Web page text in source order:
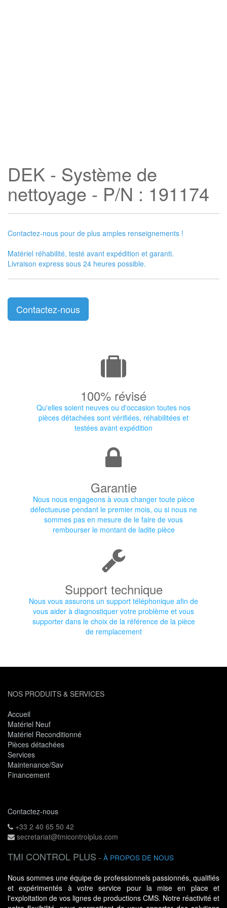
DEK - Système de
nettoyage - P/N : 191174
Contactez-nous pour de plus amples renseignements !
Matériel réhabilité, testé avant expédition et garanti.
Livraison express sous 24 heures possible.
Contactez-nous
100% révisé
Qu'elles soient neuves ou d'occasion toutes nos
pièces détachées sont vérifiées, réhabilitées et
testées avant expédition
Garantie
Nous nous engageons à vous changer toute pièce
défectueuse pendant le premier mois, ou si nous ne
sommes pas en mesure de le faire de vous
rembourser le montant de ladite pièce
Support technique
Nous vous assurons un support téléphonique afin de
vous aider à diagnostiquer votre problème et vous
supporter dans le choix de la référence de la pièce
de remplacement
NOS PRODUITS & SERVICES
Accueil
Matériel Neuf
Matériel Reconditionné
Pièces détachées
Services
Maintenance/Sav
Financement
Contactez-nous
+33 2 40 65 50 42
secretariat@tmicontrolplus.com
TMI CONTROL PLUS - À PROPOS DE NOUS
Nous sommes une équipe de professionnels passionnés, qualifiés
et expérimentés à votre service pour la mise en place et
l'exploitation de vos lignes de productions CMS. Notre réactivité et